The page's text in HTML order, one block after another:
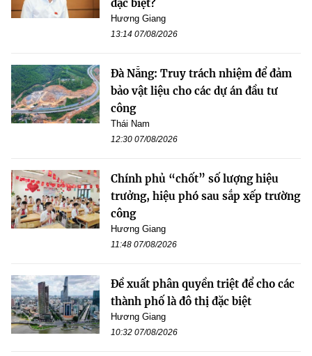
đặc biệt?
Hương Giang
13:14 07/08/2026
Đà Nẵng: Truy trách nhiệm để đảm
bảo vật liệu cho các dự án đầu tư
công
Thái Nam
12:30 07/08/2026
Chính phủ “chốt” số lượng hiệu
trưởng, hiệu phó sau sắp xếp trường
công
Hương Giang
11:48 07/08/2026
Đề xuất phân quyền triệt để cho các
thành phố là đô thị đặc biệt
Hương Giang
10:32 07/08/2026